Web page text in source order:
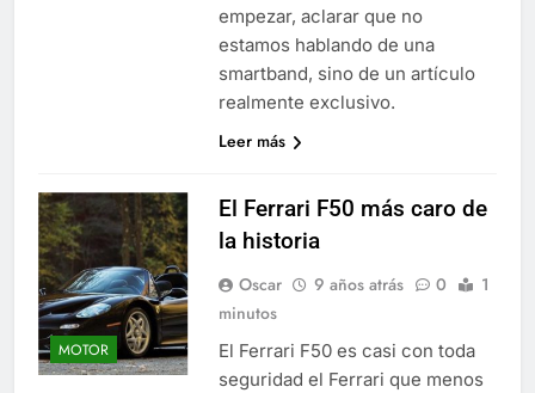
empezar, aclarar que no
estamos hablando de una
smartband, sino de un artículo
realmente exclusivo.
Leer más
MOTOR
El Ferrari F50 más caro de
la historia
Oscar 9 años atrás 0
1
minutos
El Ferrari F50 es casi con toda
seguridad el Ferrari que menos